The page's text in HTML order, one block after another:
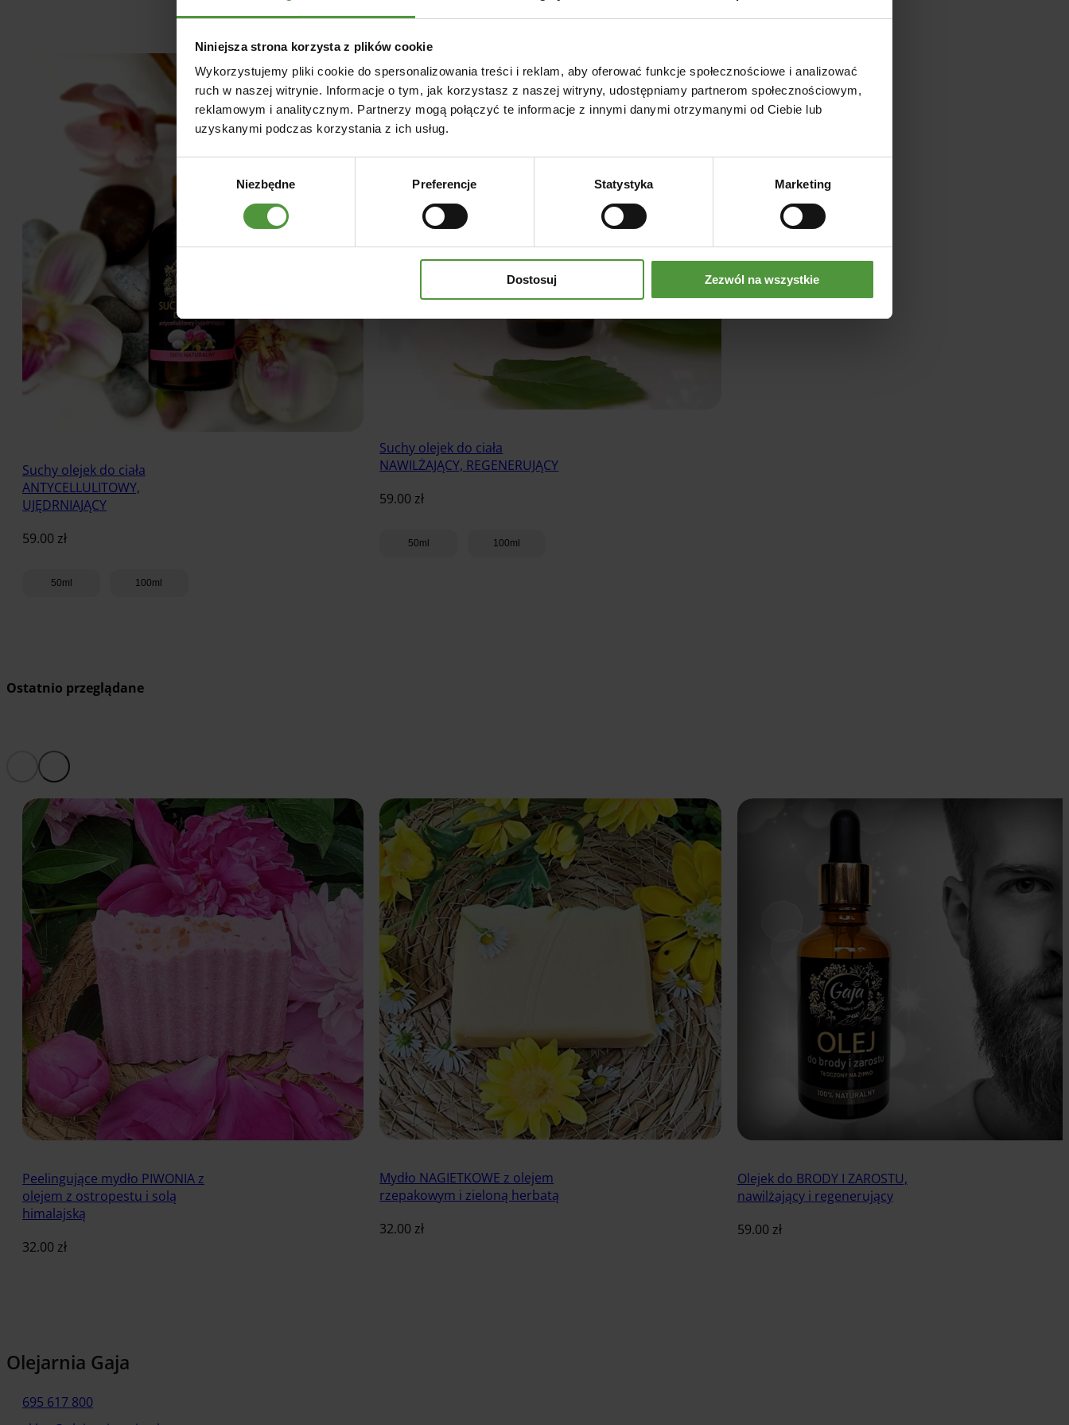
Niniejsza strona korzysta z plików cookie
Wykorzystujemy pliki cookie do spersonalizowania treści i reklam, aby oferować funkcje społecznościowe i analizować
ruch w naszej witrynie. Informacje o tym, jak korzystasz z naszej witryny, udostępniamy partnerom społecznościowym,
reklamowym i analitycznym. Partnerzy mogą połączyć te informacje z innymi danymi otrzymanymi od Ciebie lub
uzyskanymi podczas korzystania z ich usług.
Niezbędne Preferencje Statystyka Marketing
Dostosuj Zezwól na wszystkie
Suchy olejek do ciała
ANTYCELLULITOWY,
UJĘDRNIAJĄCY
59.00 zł
50ml 100ml
Suchy olejek do ciała
NAWILŻAJĄCY, REGENERUJĄCY
59.00zł
50ml 100ml
Ostatnio przeglądane
Peelingujące mydło PIWONIA z
olejem z ostropestu i solą
himalajską
32.00 zł
Mydło NAGIETKOWE z olejem
rzepakowym i zieloną herbatą
32.00zł
Olejek do BRODY I ZAROSTU,
nawilżający i regenerujący
59.00 zł
Olejarnia Gaja
695 617 800